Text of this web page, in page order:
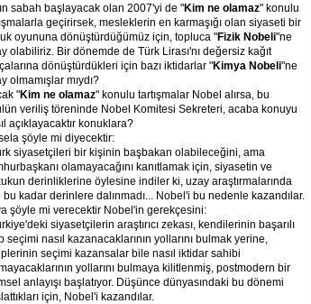
sabah başlayacak olan 2007'yi de "Kim ne olamaz" konulu
geçirirsek, mesleklerin en karmaşığı olan siyaseti bir
oyununa dönüştürdüğümüz için, topluca "Fizik Nobeli"ne
olabiliriz. Bir dönemde de Türk Lirası'nı değersiz kağıt
dönüştürdükleri için bazı iktidarlar "Kimya Nobeli"ne
olmamışlar mıydı?
"Kim ne olamaz" konulu tartışmalar Nobel alırsa, bu
veriliş töreninde Nobel Komitesi Sekreteri, acaba konuyu
açıklayacaktır konuklara?
şöyle mi diyecektir:
siyasetçileri bir kişinin başbakan olabileceğini, ama
olamayacağını kanıtlamak için, siyasetin ve
derinliklerine öylesine indiler ki, uzay araştırmalarında
bu kadar derinlere dalınmadı... Nobel'i bu nedenle kazandılar.
şöyle mi verecektir Nobel'in gerekçesini:
siyasetçilerin araştırıcı zekası, kendilerinin başarılı
seçimi nasıl kazanacaklarının yollarını bulmak yerine,
seçimi kazansalar bile nasıl iktidar sahibi
yollarını bulmaya kilitlenmiş, postmodern bir
anlayışı başlatıyor. Düşünce dünyasındaki bu dönemi
için, Nobel'i kazandılar.